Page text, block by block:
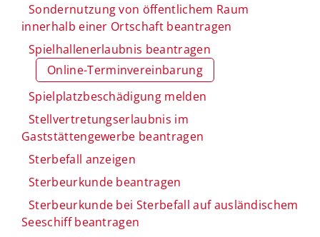
Sondernutzung von öffentlichem Raum
innerhalb einer Ortschaft beantragen
Spielhallenerlaubnis beantragen
Online-Terminvereinbarung
Spielplatzbeschädigung melden
Stellvertretungserlaubnis im
Gaststättengewerbe beantragen
Sterbefall anzeigen
Sterbeurkunde beantragen
Sterbeurkunde bei Sterbefall auf ausländischem
Seeschiff beantragen